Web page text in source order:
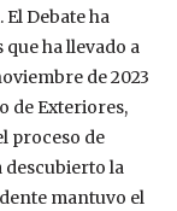
Debate ha
ha llevado a
de 2023
de Exteriores,
proceso de
descubierto la
mantuvo el